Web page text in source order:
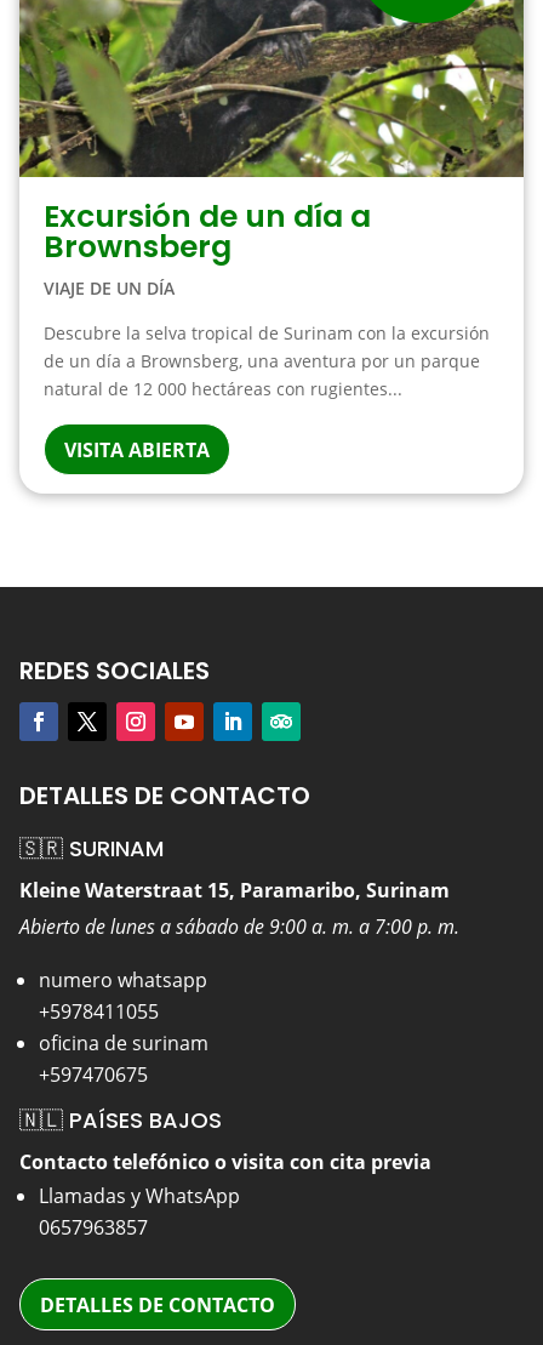
Excursión de un día a
Brownsberg
VIAJE DE UN DÍA
Descubre la selva tropical de Surinam con la excursión
de un día a Brownsberg, una aventura por un parque
natural de 12 000 hectáreas con rugientes...
VISITA ABIERTA
REDES SOCIALES
DETALLES DE CONTACTO
🇸🇷 SURINAM
Kleine Waterstraat 15, Paramaribo, Surinam
Abierto de lunes a sábado de 9:00 a. m. a 7:00 p. m.
numero whatsapp
+5978411055
oficina de surinam
+597470675
🇳🇱 PAÍSES BAJOS
Contacto telefónico o visita con cita previa
Llamadas y WhatsApp
0657963857
DETALLES DE CONTACTO